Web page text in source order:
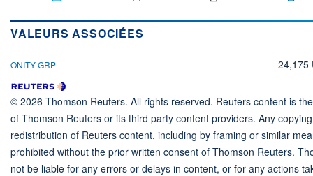
VALEURS ASSOCIÉES
ONITY GRP 24,175
© 2026 Thomson Reuters. All rights reserved. Reuters content is
of Thomson Reuters or its third party content providers. Any
redistribution of Reuters content, including by framing or similar
prohibited without the prior written consent of Thomson Reuters.
not be liable for any errors or delays in content, or for any actions